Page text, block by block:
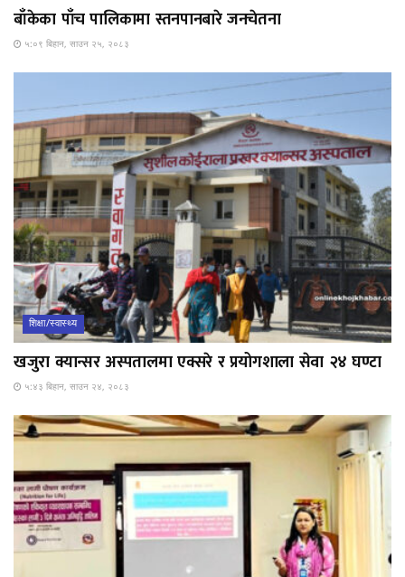
बाँकेका पाँच पालिकामा स्तनपानबारे जनचेतना
५:०९ बिहान, साउन २५, २०८३
शिक्षा/स्वास्थ्य
खजुरा क्यान्सर अस्पतालमा एक्सरे र प्रयोगशाला सेवा २४ घण्टा
५:४३ बिहान, साउन २४, २०८३